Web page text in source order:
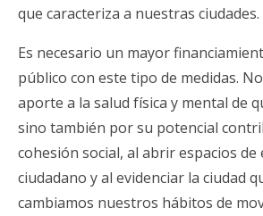
que caracteriza a nuestras ciudades.
Es necesario un mayor
público con este tipo de medidas.
aporte a la salud física y mental de
sino también por su potencial
cohesión social, al abrir espacios
ciudadano y al evidenciar la ciudad
cambiamos nuestros hábitos de